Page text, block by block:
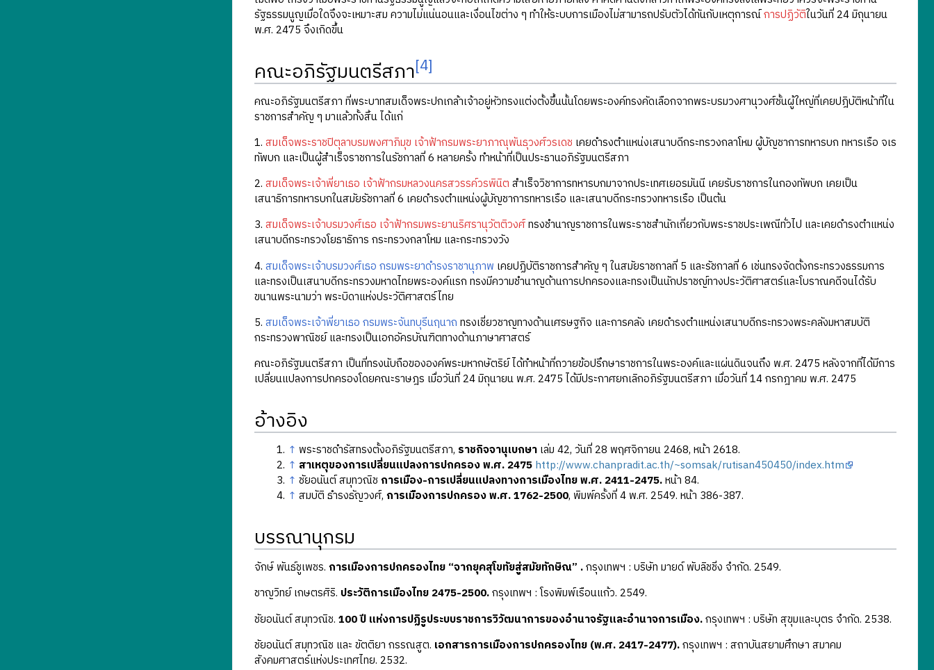
รัฐธรรมนูญเมื่อใดจึงจะเหมาะสม ความไม่แน่นอนและเงื่อนไขต่าง ๆ ทำให้ระบบการเมืองไม่สามารถปรับตัวได้ทันกับเหตุการณ์การปฏิวัติในวันที่ 24 มิถุนายน
พ.ศ. 2475 จึงเกิดขึ้น
คณะอภิรัฐมนตรีสภา[4]
คณะอภิรัฐมนตรีสภา ที่พระบาทสมเด็จพระปกเกล้าเจ้าอยู่หัวทรงแต่งตั้งขึ้นนั้นโดยพระองค์ทรงคัดเลือกจากพระบรมวงศานุวงศ์ชั้นผู้ใหญ่ที่เคยปฎิบัติหน้าที่ใน
ราชการสำคัญ ๆ มาแล้วทั้งสิ้น ได้แก่
1. สมเด็จพระราชปิตุลาบรมพงศาภิมุข เจ้าฟ้ากรมพระยาภาณุพันธุวงศ์วรเดช เคยดำรงตำแหน่งเสนาบดีกระทรวงกลาโหม ผู้บัญชาการทหารบก ทหารเรือ จเร
ทัพบก และเป็นผู้สำเร็จราชการในรัชกาลที่ 6 หลายครั้ง ทำหน้าที่เป็นประธานอภิรัฐมนตรีสภา
2. สมเด็จพระเจ้าพี่ยาเธอ เจ้าฟ้ากรมหลวงนครสวรรค์วรพินิต สำเร็จวิชาการทหารบกมาจากประเทศเยอรมันนี เคยรับราชการในกองทัพบก เคยเป็น
เสนาธิการทหารบกในสมัยรัชกาลที่ 6 เคยดำรงตำแหน่งผู้บัญชาการทหารเรือ และเสนาบดีกระทรวงทหารเรือ เป็นต้น
3. สมเด็จพระเจ้าบรมวงศ์เธอ เจ้าฟ้ากรมพระยานริศรานุวัตติวงศ์ทรงชำนาญราชการในพระราชสำนักเกี่ยวกับพระราชประเพณีทั่วไป และเคยดำรงตำแหน่ง
เสนาบดีกระทรวงโยธาธิการ กระทรวงกลาโหม และกระทรวงวัง
4. สมเด็จพระเจ้าบรมวงศ์เธอ กรมพระยาดำรงราชานุภาพ เคยปฏิบัติราชการสำคัญ ๆ ในสมัยราชกาลที่ 5 และรัชกาลที่ 6 เช่นทรงจัดตั้งกระทรวงธรรมการ
และทรงเป็นเสนาบดีกระทรวงมหาดไทยพระองค์แรก ทรงมีความชำนาญด้านการปกครองและทรงเป็นนักปราชญ์ทางประวัติศาสตร์และโบราณคดีจนได้รับ
ขนานพระนามว่า พระบิดาแห่งประวัติศาสตร์ไทย
5. สมเด็จพระเจ้าพี่ยาเธอ กรมพระจันทบุรีนฤนาถ ทรงเชี่ยวชาญทางด้านเศรษฐกิจ และการคลัง เคยดำรงตำแหน่งเสนาบดีกระทรวงพระคลังมหาสมบัติ
กระทรวงพาณิชย์ และทรงเป็นเอกอัครบัณฑิตทางด้านภาษาศาสตร์
คณะอภิรัฐมนตรีสภา เป็นที่ทรงนับถือขององค์พระมหากษัตริย์ ได้ทำหน้าที่ถวายข้อปรึกษาราชการในพระองค์และแผ่นดินจนถึง พ.ศ. 2475 หลังจากที่ได้มีการ
เปลี่ยนแปลงการปกครองโดยคณะราษฎร เมื่อวันที่ 24 มิถุนายน พ.ศ. 2475 ได้มีประกาศยกเลิกอภิรัฐมนตรีสภา เมื่อวันที่ 14 กรกฎาคม พ.ศ. 2475
อ้างอิง
↑ พระราชดำรัสทรงตั้งอภิรัฐมนตรีสภา, ราชกิจจานุเบกษา เล่ม 42, วันที่ 28 พฤศจิกายน 2468, หน้า 2618.
↑ สาเหตุของการเปลี่ยนแปลงการปกครอง พ.ศ. 2475 http://www.chanpradit.ac.th/~somsak/rutisan450450/index.htm
↑ ชัยอนันต์ สมุทวณิชการเมือง-การเปลี่ยนแปลงทางการเมืองไทย พ.ศ. 2411-2475.หน้า 84.
↑ สมบัติ ธำรงธัญวงศ์,การเมืองการปกครอง พ.ศ. 1762-2500, พิมพ์ครั้งที่ 4 พ.ศ. 2549. หน้า 386-387.
บรรณานุกรม
จักษ์ พันธ์ชูเพชร. การเมืองการปกครองไทย “จากยุคสุโขทัยสู่สมัยทักษิณ” .กรุงเทพฯ : บริษัท มายด์ พับลิชชิ่ง จำกัด. 2549.
ชาญวิทย์ เกษตรศิริ. ประวัติการเมืองไทย 2475-2500.กรุงเทพฯ : โรงพิมพ์เรือนแก้ว. 2549.
ชัยอนันต์ สมุทวณิช. 100 ปี แห่งการปฏิรูประบบราชการวิวัฒนาการของอำนาจรัฐและอำนาจการเมือง.กรุงเทพฯ : บริษัท สุขุมและบุตร จำกัด. 2538.
ชัยอนันต์ สมุทวณิช และ ขัตติยา กรรณสูต. เอกสารการเมืองการปกครองไทย (พ.ศ. 2417-2477).กรุงเทพฯ : สถาบันสยามศึกษา สมาคม
สังคมศาสตร์แห่งประเทศไทย. 2532.